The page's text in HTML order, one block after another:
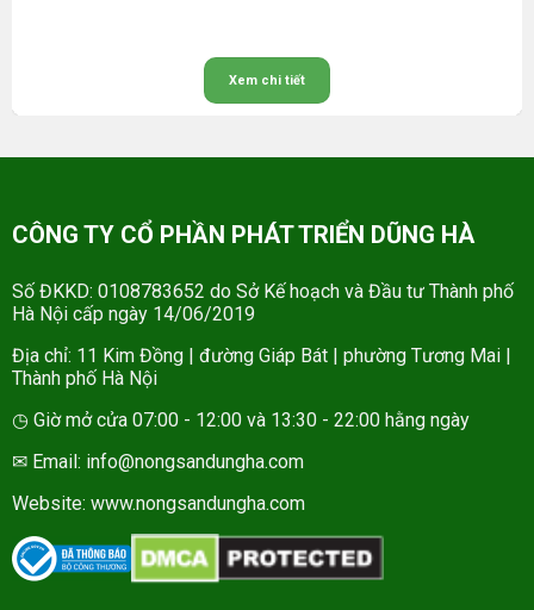
Xem chi tiết
CÔNG TY CỔ PHẦN PHÁT TRIỂN DŨNG HÀ
Số ĐKKD: 0108783652 do Sở Kế hoạch và Đầu tư Thành phố
Hà Nội cấp ngày 14/06/2019
Địa chỉ: 11 Kim Đồng | đường Giáp Bát | phường Tương Mai |
Thành phố Hà Nội
◷ Giờ mở cửa 07:00 - 12:00 và 13:30 - 22:00 hằng ngày
✉ Email: info@nongsandungha.com
Website: www.nongsandungha.com